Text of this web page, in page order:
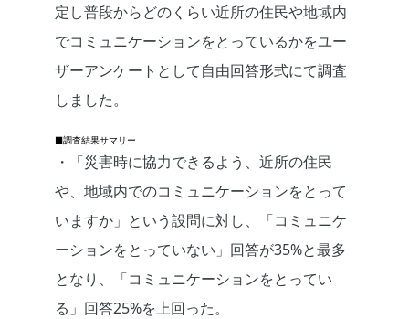
定し普段からどのくらい近所の住民や地域内
でコミュニケーションをとっているかをユー
ザーアンケートとして自由回答形式にて調査
しました。
■調査結果サマリー
・「災害時に協力できるよう、近所の住民
や、地域内でのコミュニケーションをとって
いますか」という設問に対し、「コミュニケ
ーションをとっていない」回答が35%と最多
となり、「コミュニケーションをとってい
る」回答25%を上回った。